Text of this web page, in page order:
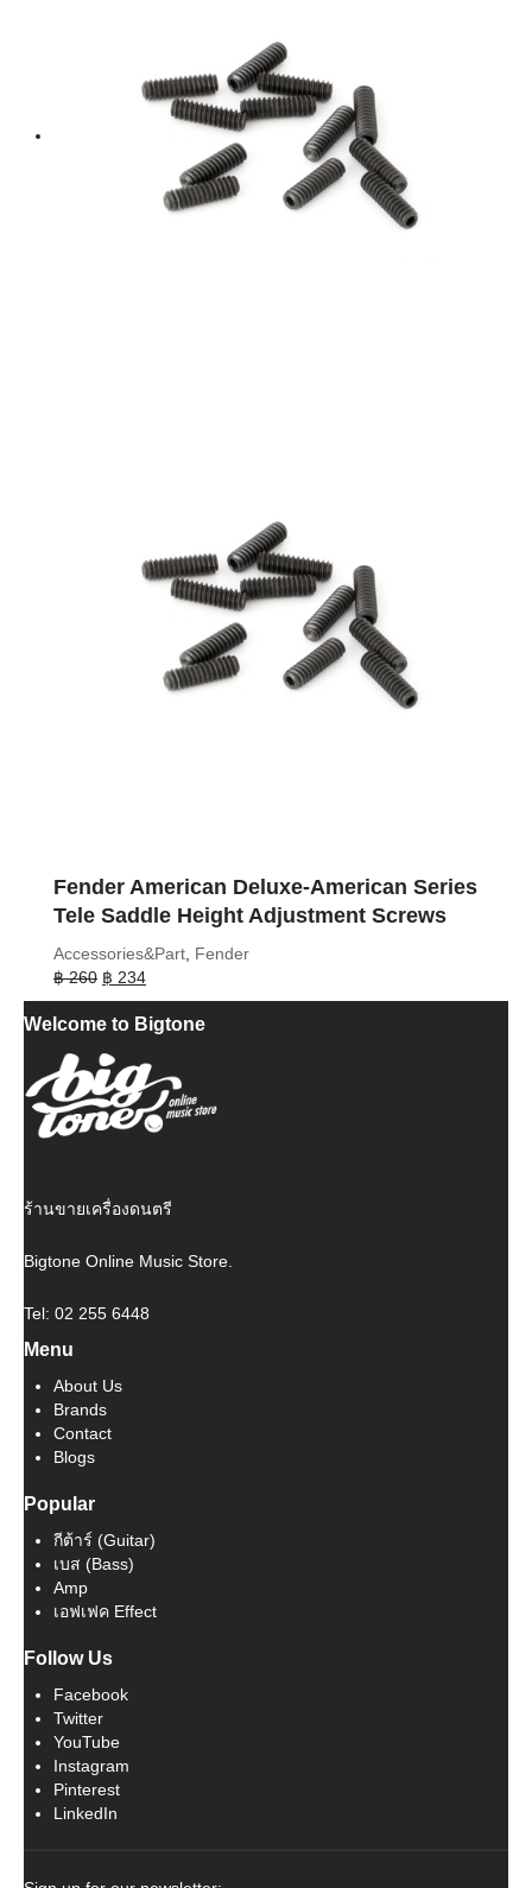
Fender American Deluxe-American Series
Tele Saddle Height Adjustment Screws
Accessories&Part Fender
฿260 Original
price
was:
฿ 234Current
price
is:
Welcome to Bigtone
ร้านขายเครื่องดนตรี
Bigtone Online Music Store.
Tel: 02 255 6448
Menu
About Us
Brands
Contact
Blogs
Popular
กีต้าร์ (Guitar)
เบส (Bass)
Amp
เอฟเฟค Effect
Follow Us
Facebook
Twitter
YouTube
Instagram
Pinterest
LinkedIn